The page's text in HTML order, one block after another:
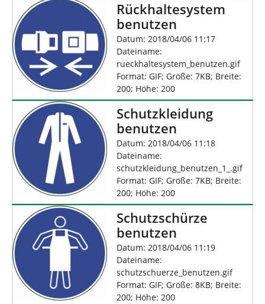
Rückhaltesystem
benutzen
Datum: 2018/04/06 11:17
Dateiname:
rueckhaltesystem_benutzen.gif
Format: GIF; Größe: 7KB; Breite:
200; Höhe: 200
Schutzkleidung
benutzen
Datum: 2018/04/06 11:18
Dateiname:
schutzkleidung_benutzen_1_.gif
Format: GIF; Größe: 7KB; Breite:
200; Höhe: 200
Schutzschürze
benutzen
Datum: 2018/04/06 11:19
Dateiname:
schutzschuerze_benutzen.gif
Format: GIF; Größe: 8KB; Breite:
200; Höhe: 200